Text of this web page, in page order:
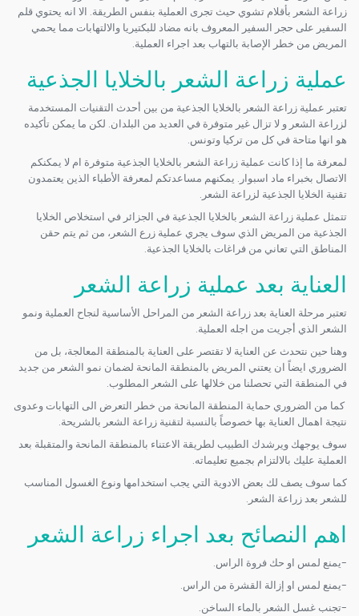
زراعة الشعر بأقلام تشوي حيث تجرى العملية بنفس الطريقة. الا انه يحتوي قلم
السفير على حجر السفير المعروف بانه مضاد للبكتيريا والالتهابات مما يحمي
المريض من خطر الإصابة بالتهاب بعد اجراء العملية.
عملية زراعة الشعر بالخلايا الجذعية
تعتبر عملية زراعة الشعر بالخلايا الجذعية من بين أحدث التقنيات المستخدمة
لزراعة الشعر و لا تزال غير متوفرة في العديد من البلدان. لكن ما يمكن تأكيده
هو انها متاحة في كل من تركيا وتونس.
لمعرفة ما إذا كانت عملية زراعة الشعر بالخلايا الجذعية متوفرة ام لا يمكنكم
الاتصال بخبراء ماد اسبوار. يمكنهم مساعدتكم لمعرفة الأطباء الذين يعتمدون
تقنية الخلايا الجذعية لزراعة الشعر.
تتمثل عملية زراعة الشعر بالخلايا الجذعية في الجزائر في استخلاص الخلايا
الجذعية من المريض الذي سوف يجري عملية زرع الشعر، من ثم يتم حقن
المناطق التي تعاني من فراغات بالخلايا الجذعية.
العناية بعد عملية زراعة الشعر
تعتبر مرحلة العناية بعد زراعة الشعر من المراحل الأساسية لنجاح العملية ونمو
الشعر الذي أجريت من اجله العملية.
وهنا حين نتحدث عن العناية لا تقتصر على العناية بالمنطقة المعالجة، بل من
الضروري ايضاً ان يعتني المريض بالمنطقة المانحة لضمان نمو الشعر من جديد
في المنطقة التي تحصلنا من خلالها على الشعر المطلوب.
كما من الضروري حماية المنطقة المانحة من خطر التعرض الى التهابات وعدوى
نتيجة اهمال العناية بها خصوصاً بالنسبة لتقنية زراعة الشعر بالشريحة.
سوف يوجهك ويرشدك الطبيب لطريقة الاعتناء بالمنطقة المانحة والمتقبلة بعد
العملية عليك بالالتزام بجميع تعليماته.
كما سوف يصف لك بعض الادوية التي يجب استخدامها ونوع الغسول المناسب
للشعر بعد زراعة الشعر.
اهم النصائح بعد اجراء زراعة الشعر
-يمنع لمس او حك فروة الراس.
-يمنع لمس او إزالة القشرة من الراس.
-تجنب غسل الشعر بالماء الساخن.